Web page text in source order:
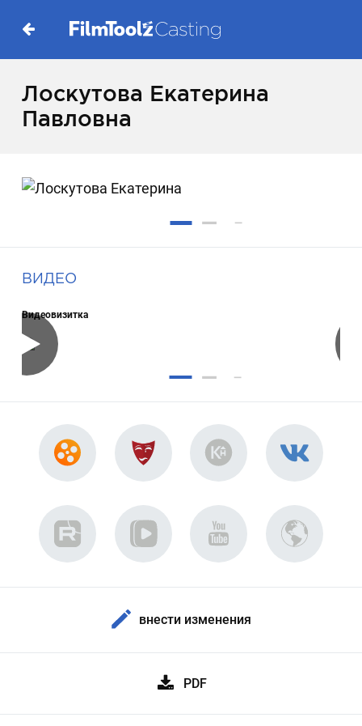
Лоскутова Екатерина
Павловна
ВИДЕО
Видеовизитка
внести изменения
PDF